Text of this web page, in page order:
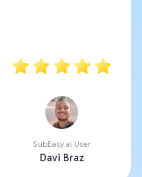
SubEasy.ai User
Davi Braz